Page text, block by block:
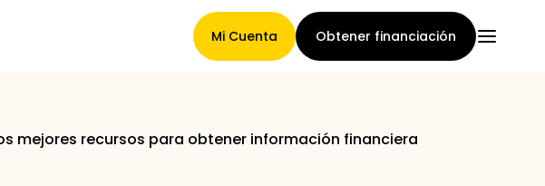
Mi Cuenta Obtener financiación
mejores recursos para obtener información financiera